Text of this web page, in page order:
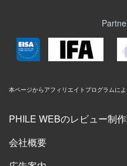
本ページからアフィリエイトプログラムに
PHILE WEBのレビュー制
会社概要